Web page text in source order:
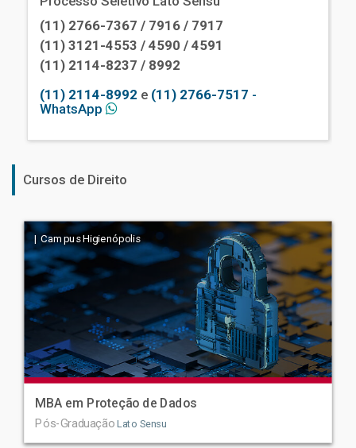
(11) 2766-7367 / 7916 / 7917
(11) 3121-4553 / 4590 / 4591
(11) 2114-8237 / 8992
(11) 2114-8992 e (11) 2766-7517 -
WhatsApp
Cursos de Direito
| Campus Higienópolis
MBA em Proteção de Dados
Pós-Graduação Lato Sensu